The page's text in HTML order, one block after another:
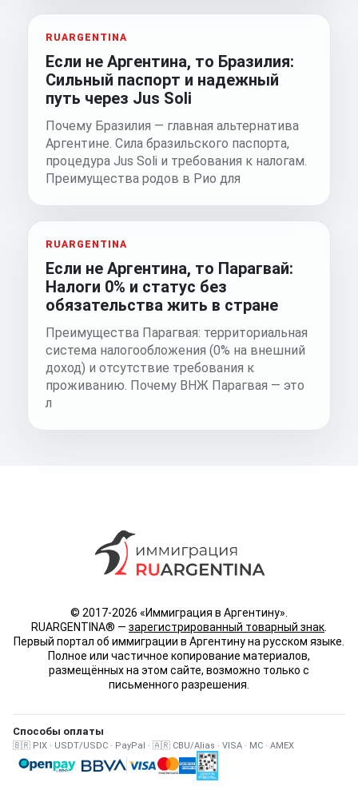
RUARGENTINA
Если не Аргентина, то Бразилия:
Сильный паспорт и надежный
путь через Jus Soli
Почему Бразилия — главная альтернатива
Аргентине. Сила бразильского паспорта,
процедура Jus Soli и требования к налогам.
Преимущества родов в Рио для
RUARGENTINA
Если не Аргентина, то Парагвай:
Налоги 0% и статус без
обязательства жить в стране
Преимущества Парагвая: территориальная
система налогообложения (0% на внешний
доход) и отсутствие требования к
проживанию. Почему ВНЖ Парагвая — это
л
© 2017-2026 «Иммиграция в Аргентину».
RUARGENTINA® — зарегистрированный товарный знак
Первый портал об иммиграции в Аргентину на русском языке.
Полное или частичное копирование материалов,
размещённых на этом сайте, возможно только с
письменного разрешения.
Способы оплаты
🇧🇷 PIX · USDT/USDC · PayPal · 🇦🇷 CBU/Alias · VISA · MC · AMEX